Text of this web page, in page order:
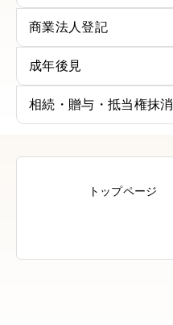
商業法人登記
成年後見
相続・贈与・抵当権抹消
トップページ